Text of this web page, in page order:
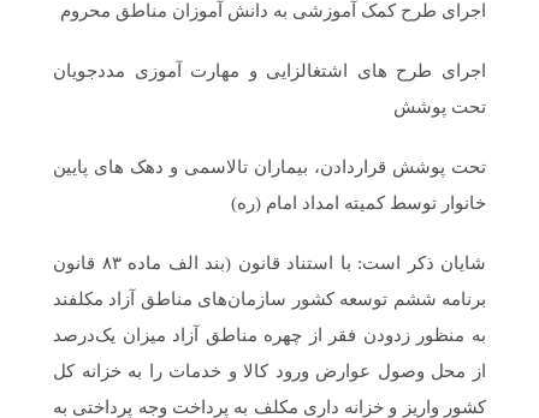
اجرای طرح کمک آموزشی به دانش آموزان مناطق محروم
اجرای طرح های اشتغالزایی و مهارت آموزی مددجویان
تحت پوشش
تحت پوشش قراردادن، بیماران تالاسمی و دهک های پایین
خانوار توسط کمیته امداد امام (ره)
شایان ذکر است: با استناد قانون (بند الف ماده ۸۳ قانون
برنامه ششم توسعه کشور سازمان‌های مناطق آزاد مکلفند
به منظور زدودن فقر از چهره مناطق آزاد میزان یک‌درصد
از محل وصول عوارض ورود کالا و خدمات را به خزانه کل
کشور واریز و خزانه داری مکلف به پرداخت وجه پرداختی به